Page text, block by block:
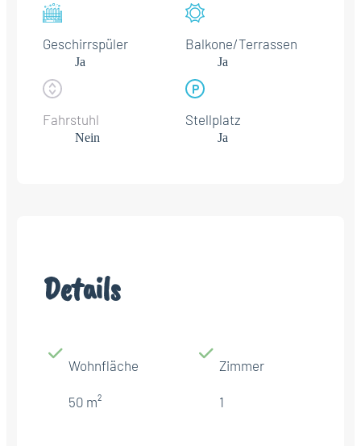
Geschirrspüler
Ja
Balkone/Terrassen
Ja
Fahrstuhl
Nein
Stellplatz
Ja
Details
Wohnfläche
50 m²
Zimmer
1